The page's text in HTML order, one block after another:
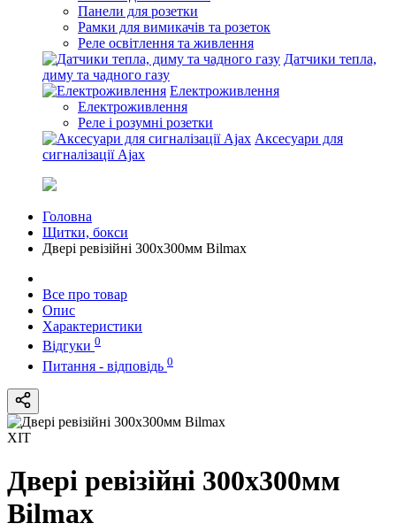
Панели для розетки
Рамки для вимикачів та розеток
Реле освітлення та живлення
Датчики тепла,
диму та чадного газу
Електроживлення
Електроживлення
Реле і розумні розетки
Аксесуари для
сигналізації Ajax
Головна
Щитки, бокси
Двері ревізійні 300x300мм Bilmax
Все про товар
Опис
Характеристики
Відгуки 0
Питання - відповідь 0
ХІТ
Двері ревізійні 300x300мм
Bilmax